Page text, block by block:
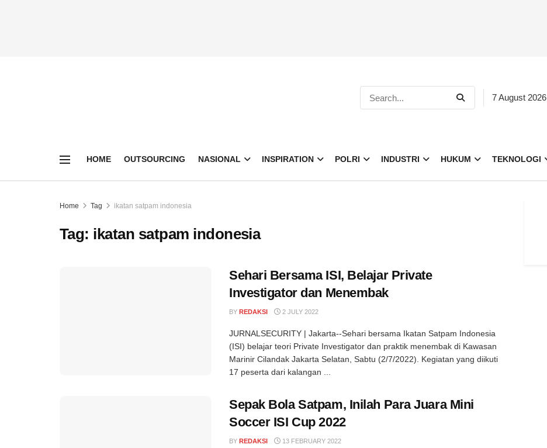
7 August 2026
HOME OUTSOURCING NASIONAL INSPIRATION POLRI INDUSTRI HUKUM TEKNOLOGI
Home Tag ikatan satpam indonesia
Tag: ikatan satpam indonesia
Sehari Bersama ISI, Belajar Private
Investigator dan Menembak
BY REDAKSI 2 JULY 2022
JURNALSECURITY | Jakarta--Sehari bersama Ikatan Satpam Indonesia
(ISI) belajar teori Private Investigator dan praktik menembak di Kawasan
Marinir Cilandak Jakarta Selatan, Sabtu (2/7/2022). Kegiatan yang diikuti
17 peserta dari kalangan ...
Sepak Bola Satpam, Inilah Para Juara Mini
Soccer ISI Cup 2022
BY REDAKSI 13 FEBRUARY 2022